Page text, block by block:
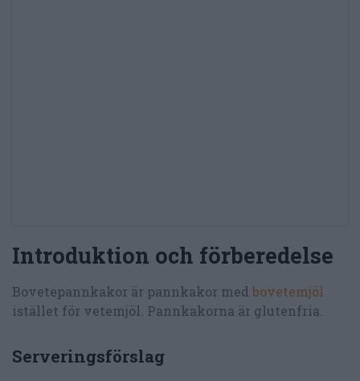
Introduktion och förberedelse
Bovetepannkakor är pannkakor med bovetemjöl
istället för vetemjöl. Pannkakorna är glutenfria.
Serveringsförslag